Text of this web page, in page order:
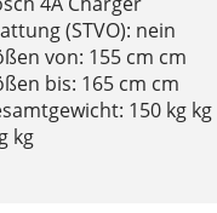
(STVO): nein
von: 155 cm cm
bis: 165 cm cm
150 kg kg
kg